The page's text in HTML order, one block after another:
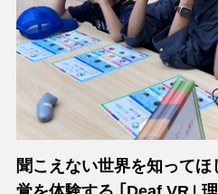
聞こえない世界を知って